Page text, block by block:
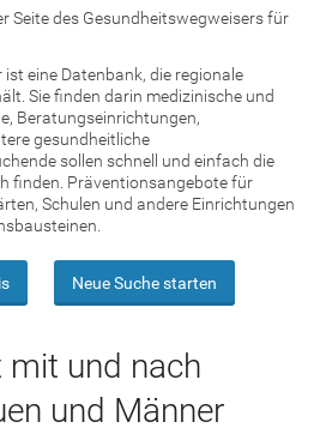
Seite des Gesundheitswegweisers für
eine Datenbank, die regionale
Sie finden darin medizinische und
Beratungseinrichtungen,
gesundheitliche
sollen schnell und einfach die
finden. Präventionsangebote für
Schulen und andere Einrichtungen
Neue Suche starten
mit und nach
und Männer